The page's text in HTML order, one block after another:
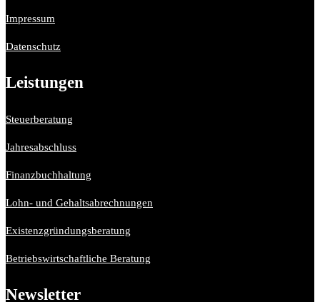
Impressum
Datenschutz
Leistungen
Steuerberatung
Jahresabschluss
Finanzbuchhaltung
Lohn- und Gehaltsabrechnungen
Existenzgründungsberatung
Betriebswirtschaftliche Beratung
Newsletter